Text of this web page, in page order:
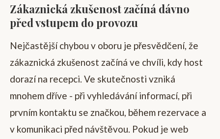
Zákaznická zkušenost začíná dávno
před vstupem do provozu
Nejčastější chybou v oboru je přesvědčení, že
zákaznická zkušenost začíná ve chvíli, kdy host
dorazí na recepci. Ve skutečnosti vzniká
mnohem dříve - při vyhledávání informací, při
prvním kontaktu se značkou, během rezervace a
v komunikaci před návštěvou. Pokud je web